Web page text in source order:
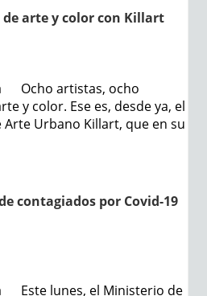
arte y color con Killart
Ocho artistas, ocho
y color. Ese es, desde ya, el
Arte Urbano Killart, que en su
contagiados por Covid-19
Este lunes, el Ministerio de